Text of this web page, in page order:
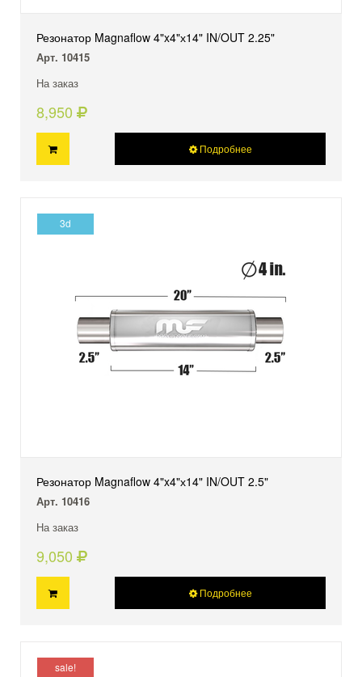
Резонатор Magnaflow 4"x4"х14" IN/OUT 2.25"
Арт. 10415
На заказ
8,950
Подробнее
3d
Резонатор Magnaflow 4"x4"х14" IN/OUT 2.5"
Арт. 10416
На заказ
9,050
Подробнее
sale!